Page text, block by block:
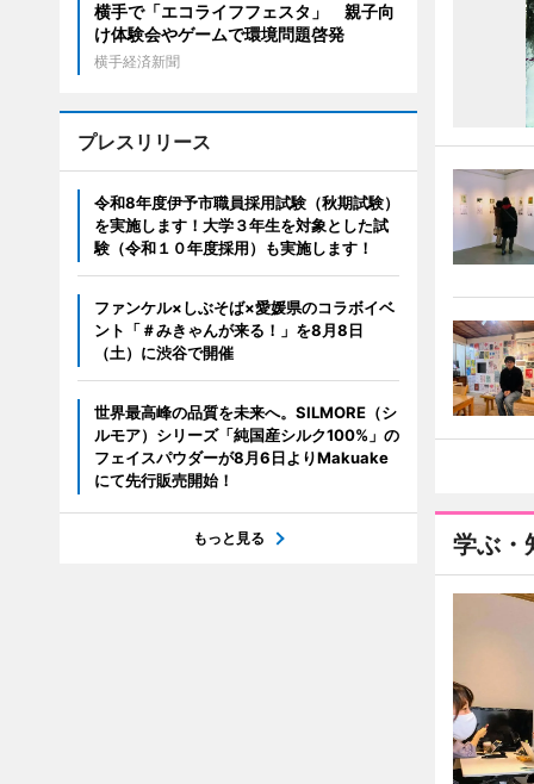
学ぶ・
横手で「エコライフフェスタ」 親子向
け体験会やゲームで環境問題啓発
横手経済新聞
プレスリリース
令和8年度伊予市職員採用試験（秋期試験）
を実施します！大学３年生を対象とした試
験（令和１０年度採用）も実施します！
ファンケル×しぶそば×愛媛県のコラボイベ
ント「＃みきゃんが来る！」を8月8日
（土）に渋谷で開催
世界最高峰の品質を未来へ。SILMORE（シ
ルモア）シリーズ「純国産シルク100%」の
フェイスパウダーが8月6日よりMakuake
にて先行販売開始！
もっと見る